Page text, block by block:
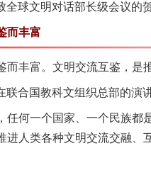
文明对话部长级会议的
而丰富
富。文明交流互鉴，是
国教科文组织总部的演
一个国家、一个民族都
进人类各种文明交流交融